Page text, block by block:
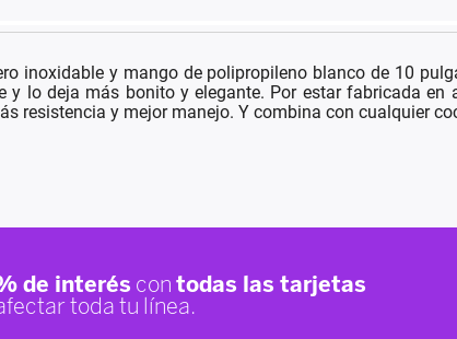
inoxidable y mango de polipropileno blanco de 10
lo deja más bonito y elegante. Por estar fabricada en
resistencia y mejor manejo. Y combina con cualquier